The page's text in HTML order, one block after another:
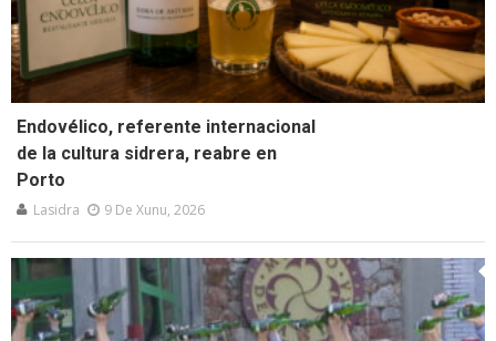
Endovélico, referente internacional
de la cultura sidrera, reabre en
Porto
Lasidra 9 De Xunu, 2026